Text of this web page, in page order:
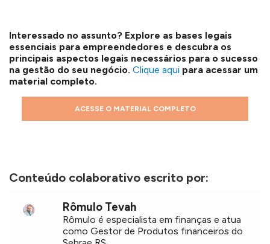
Interessado no assunto? Explore as bases legais
essenciais para empreendedores e descubra os
principais aspectos legais necessários para o sucesso
na gestão do seu negócio. Clique aqui para acessar um
material completo.
ACESSE O MATERIAL COMPLETO
Conteúdo colaborativo escrito por:
Rômulo Tevah
Rômulo é especialista em finanças e atua
como Gestor de Produtos financeiros do